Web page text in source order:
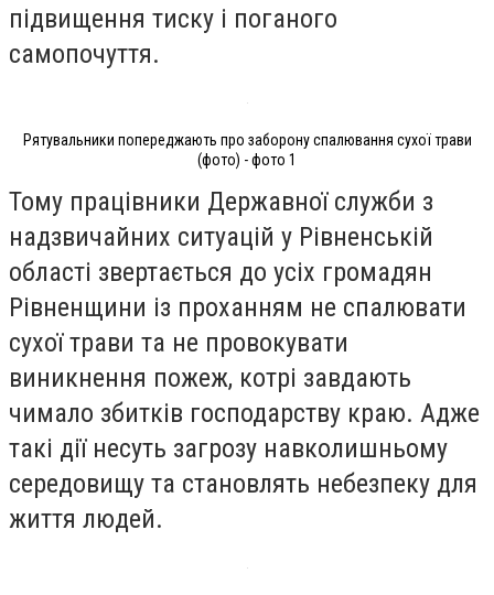
підвищення тиску і поганого
самопочуття.
Рятувальники попереджають про заборону спалювання сухої трави
(фото) - фото 1
Тому працівники Державної служби з
надзвичайних ситуацій у Рівненській
області звертається до усіх громадян
Рівненщини із проханням не спалювати
сухої трави та не провокувати
виникнення пожеж, котрі завдають
чимало збитків господарству краю. Адже
такі дії несуть загрозу навколишньому
середовищу та становлять небезпеку для
життя людей.